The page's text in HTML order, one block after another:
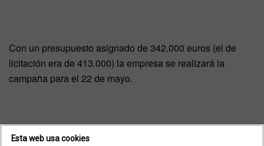
Con un presupuesto asignado de 342.000 euros (el de
licitación era de 413.000) la empresa se realizará la
campaña para el 22 de mayo.
Seguiremos Informando…
Esta web usa cookies